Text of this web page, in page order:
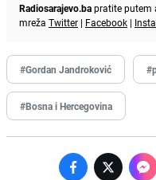
Radiosarajevo.bapratite putem
mreža Twitter | Facebook |
#Gordan Jandroković
#Bosna i Hercegovina